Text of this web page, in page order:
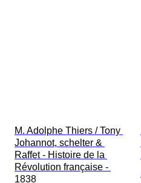
M. Adolphe Thiers / Tony
Johannot, schelter &
Raffet - Histoire de la
Révolution française -
1838